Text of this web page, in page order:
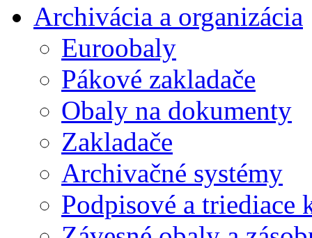
Archivácia a organizácia
Euroobaly
Pákové zakladače
Obaly na dokumenty
Zakladače
Archivačné systémy
Podpisové a triediace